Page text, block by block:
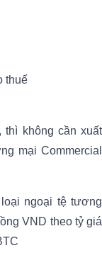
thuế
không cần xuất
mại Commercial
ngoại tệ tương
VND theo tỷ giá